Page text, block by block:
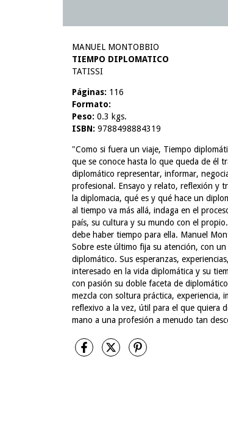
MANUEL MONTOBBIO
TIEMPO DIPLOMATICO
TATISSI
Páginas: 116
Formato:
Peso: 0.3 kgs.
ISBN: 9788498884319
"Como si fuera un viaje, Tiempo
que se conoce hasta lo que queda de él
diplomático representar, informar,
profesional. Ensayo y relato, reflexión y
la diplomacia, qué es y qué hace un
al tiempo va más allá, indaga en el
país, su cultura y su mundo con el
debe haber tiempo para ella. Manuel
Sobre este último fija su atención, con
diplomático. Sus esperanzas,
interesado en la vida diplomática y su
con pasión su doble faceta de
mezcla con soltura práctica, experiencia,
reflexivo a la vez, útil para el que quiera
mano a una profesión a menudo tan